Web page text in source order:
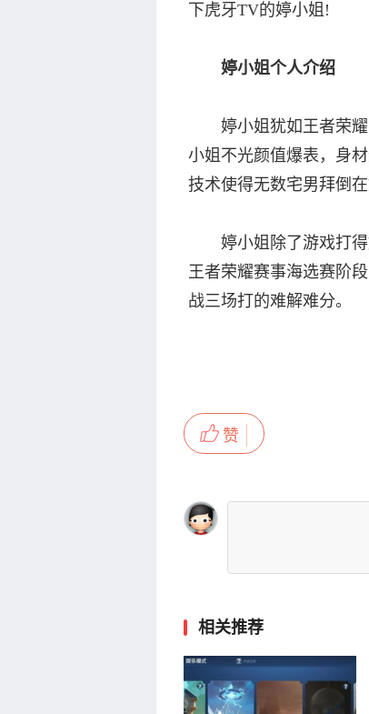
下虎牙TV的婷小姐!
婷小姐个人介绍
婷小姐犹如王者荣耀
小姐不光颜值爆表，身
技术使得无数宅男拜倒
婷小姐除了游戏打得
王者荣耀赛事海选赛阶
战三场打的难解难分。
赞
相关推荐